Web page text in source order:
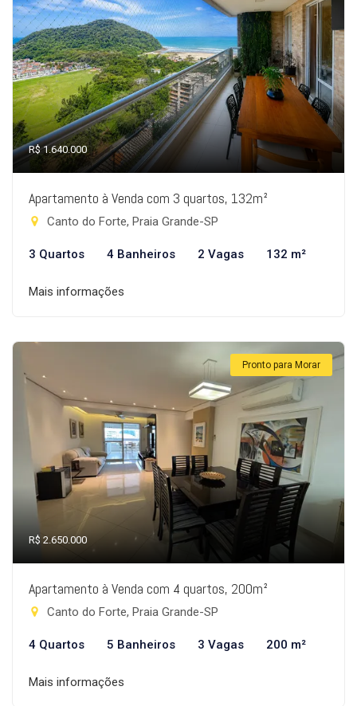
R$ 1.640.000
Apartamento à Venda com 3 quartos, 132m²
Canto do Forte, Praia Grande-SP
3 Quartos 4 Banheiros 2 Vagas 132 m²
Mais informações
Pronto para Morar
R$ 2.650.000
Apartamento à Venda com 4 quartos, 200m²
Canto do Forte, Praia Grande-SP
4 Quartos 5 Banheiros 3 Vagas 200 m²
Mais informações